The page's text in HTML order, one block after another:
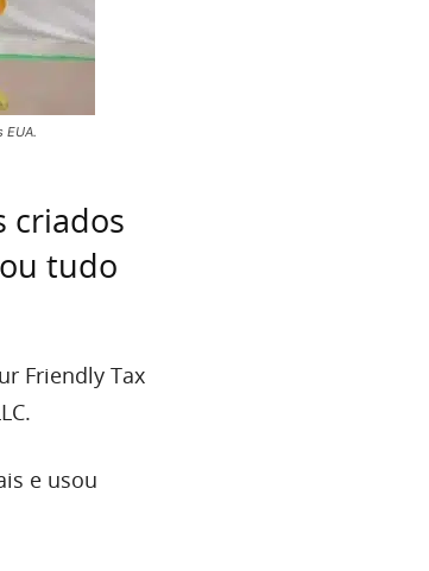
EUA.
criados
tudo
Friendly Tax
e usou